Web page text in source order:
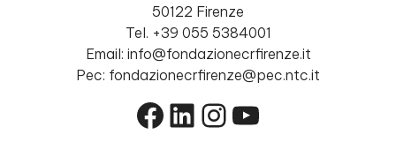
50122 Firenze
Tel. +39 055 5384001
Email: info@fondazionecrfirenze.it
Pec: fondazionecrfirenze@pec.ntc.it
Facebook
LinkedIn
Instagram
YouTube